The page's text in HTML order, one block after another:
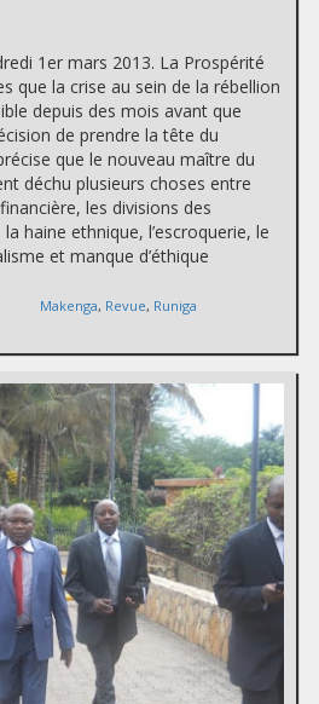
1er mars 2013. La Prospérité
que la crise au sein de la rébellion
depuis des mois avant que
de prendre la tête du
que le nouveau maître du
déchu plusieurs choses entre
les divisions des
haine ethnique, l’escroquerie, le
et manque d’éthique
Makenga, Revue, Runiga